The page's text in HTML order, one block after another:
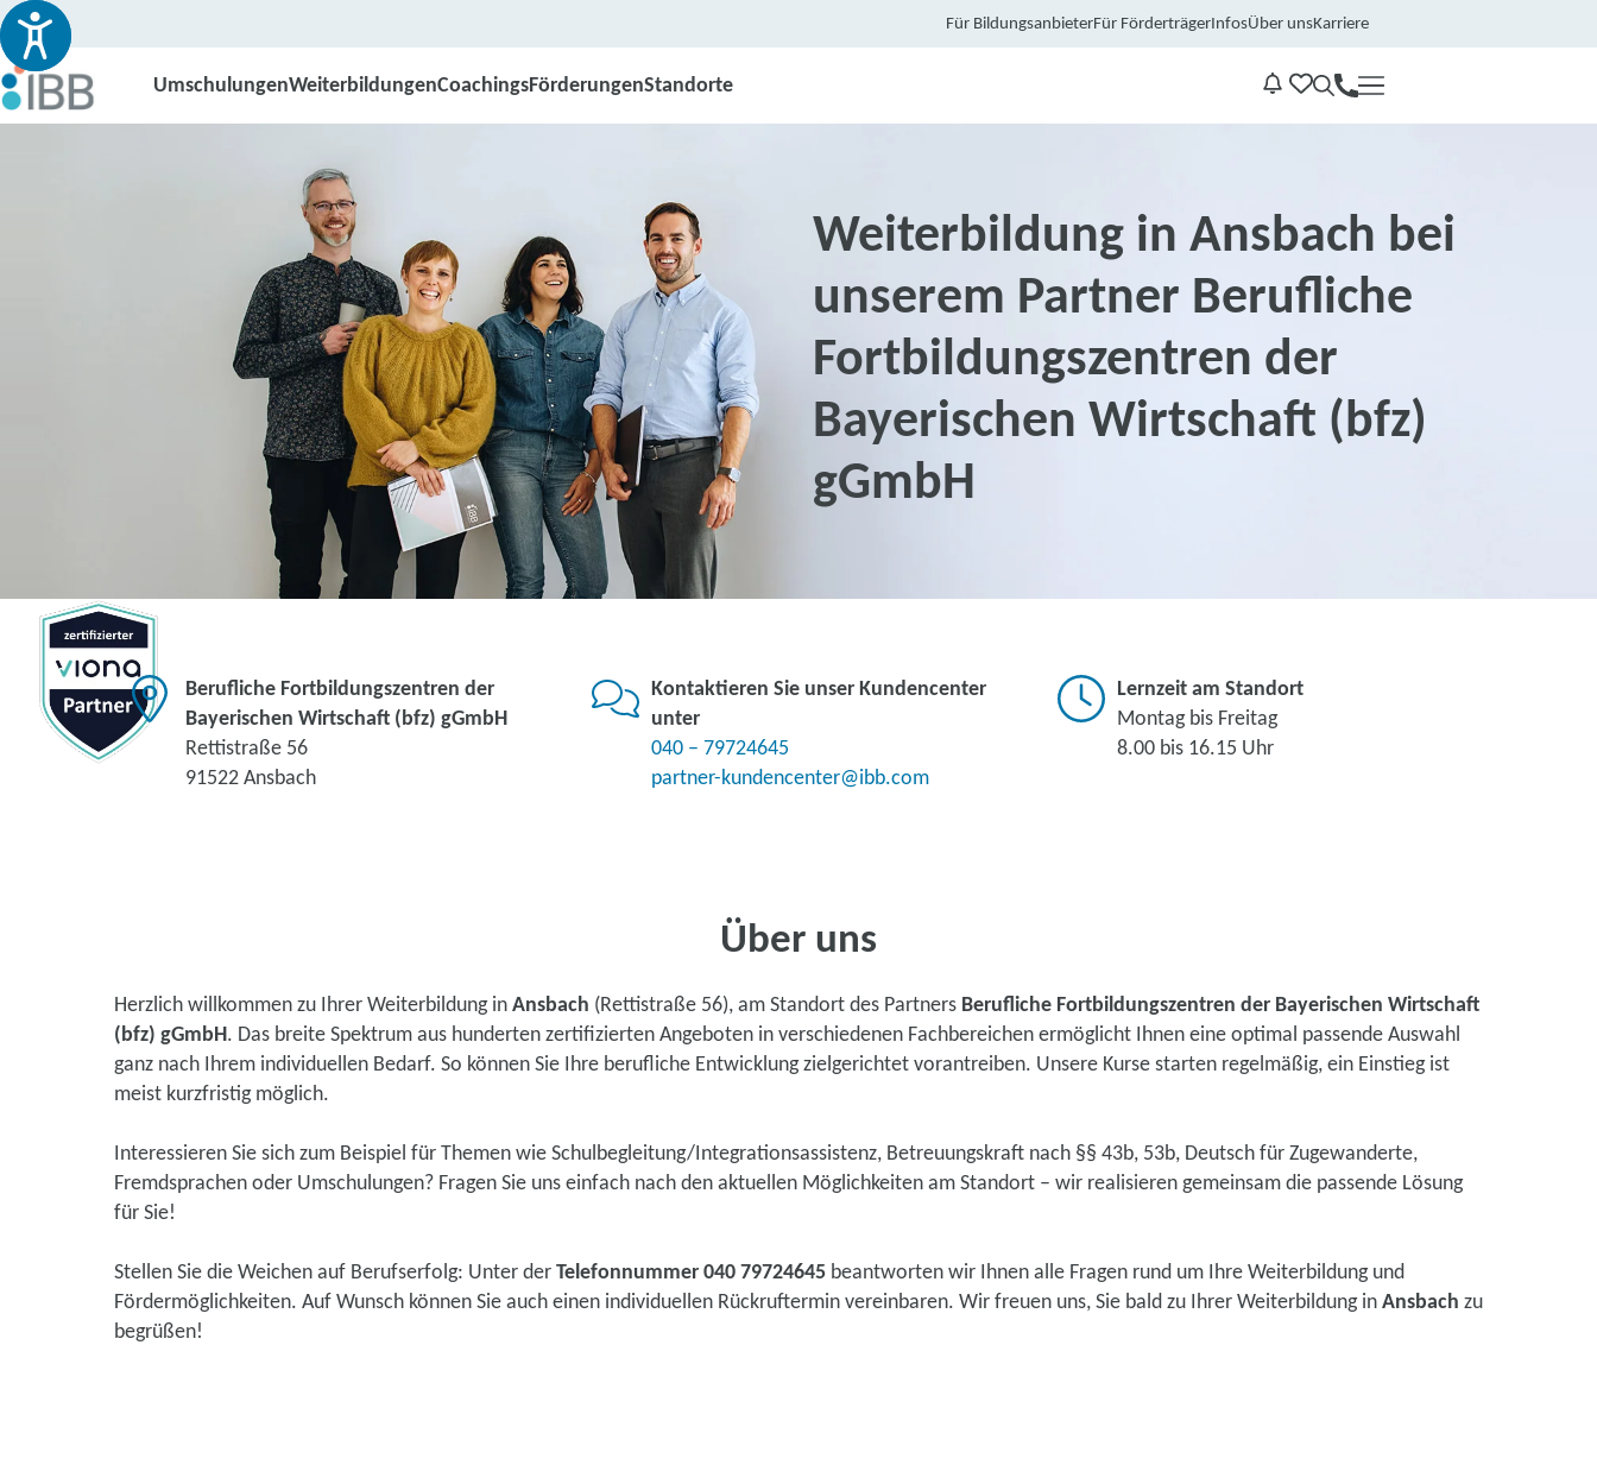
Für BildungsanbieterFür FörderträgerInfosÜber unsKarriere
UmschulungenWeiterbildungenCoachingsFörderungenStandorte
Kontakt
Weiterbildung in Ansbach bei
unserem Partner Berufliche
Fortbildungszentren der
Bayerischen Wirtschaft (bfz)
gGmbH
Berufliche Fortbildungszentren der
Bayerischen Wirtschaft (bfz) gGmbH
Rettistraße 56
91522 Ansbach
Kontaktieren Sie unser Kundencenter
unter
040 – 79724645
partner-kundencenter@ibb.com
Lernzeit am Standort
Montag bis Freitag
8.00 bis 16.15 Uhr
Über uns
Herzlich willkommen zu Ihrer Weiterbildung in Ansbach (Rettistraße 56), am Standort des Partners Berufliche Fortbildungszentren der Bayerischen Wirtschaft
(bfz) gGmbH. Das breite Spektrum aus hunderten zertifizierten Angeboten in verschiedenen Fachbereichen ermöglicht Ihnen eine optimal passende Auswahl
ganz nach Ihrem individuellen Bedarf. So können Sie Ihre berufliche Entwicklung zielgerichtet vorantreiben. Unsere Kurse starten regelmäßig, ein Einstieg ist
meist kurzfristig möglich.
Interessieren Sie sich zum Beispiel für Themen wie Schulbegleitung/Integrationsassistenz, Betreuungskraft nach §§ 43b, 53b, Deutsch für Zugewanderte,
Fremdsprachen oder Umschulungen? Fragen Sie uns einfach nach den aktuellen Möglichkeiten am Standort – wir realisieren gemeinsam die passende Lösung
für Sie!
Stellen Sie die Weichen auf Berufserfolg: Unter der Telefonnummer 040 79724645 beantworten wir Ihnen alle Fragen rund um Ihre Weiterbildung und
Fördermöglichkeiten. Auf Wunsch können Sie auch einen individuellen Rückruftermin vereinbaren. Wir freuen uns, Sie bald zu Ihrer Weiterbildung in Ansbach zu
begrüßen!